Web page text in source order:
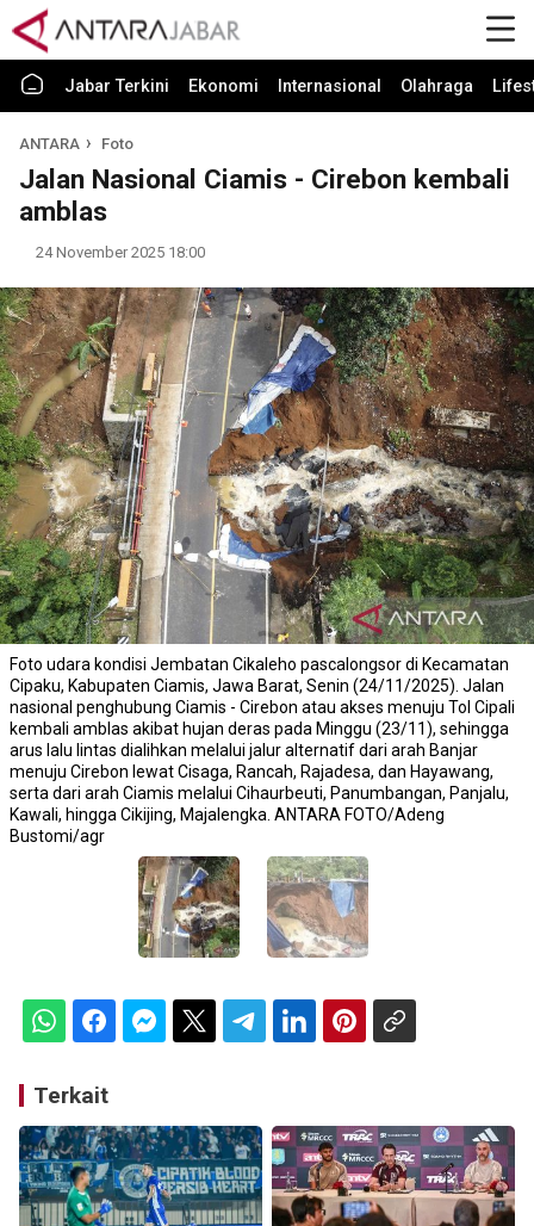
Jabar Terkini Ekonomi Internasional Olahraga
ANTARA Foto
Jalan Nasional Ciamis - Cirebon kembali
amblas
24 November 2025 18:00
Foto udara kondisi Jembatan Cikaleho pascalongsor di Kecamatan
Cipaku, Kabupaten Ciamis, Jawa Barat, Senin (24/11/2025). Jalan
nasional penghubung Ciamis - Cirebon atau akses menuju Tol Cipali
kembali amblas akibat hujan deras pada Minggu (23/11), sehingga
arus lalu lintas dialihkan melalui jalur alternatif dari arah Banjar
menuju Cirebon lewat Cisaga, Rancah, Rajadesa, dan Hayawang,
serta dari arah Ciamis melalui Cihaurbeuti, Panumbangan, Panjalu,
Kawali, hingga Cikijing, Majalengka. ANTARA FOTO/Adeng
Bustomi/agr
Terkait